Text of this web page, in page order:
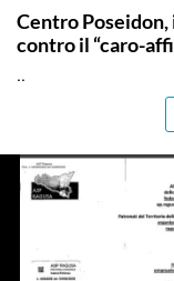
Centro Poseidon,
contro il “caro-
..